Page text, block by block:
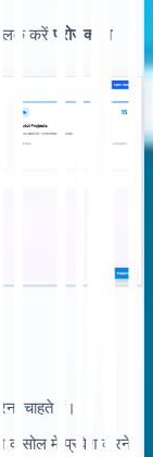
करेंप्रोजेक्ट्स
चाहते हैं।
कंसोल में प्रवेश करने